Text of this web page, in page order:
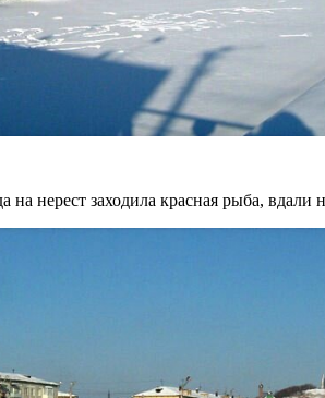
нерест заходила красная рыба,